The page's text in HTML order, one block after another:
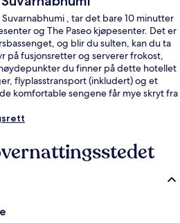
, tar det bare 10 minutter
og The Paseo kjøpesenter. Det er
og blir du sulten, kan du ta
på fusjonsretter og serverer frokost,
du finner på dette hotellet
flyplasstransport (inkludert) og et
komfortable sengene får mye skryt fra